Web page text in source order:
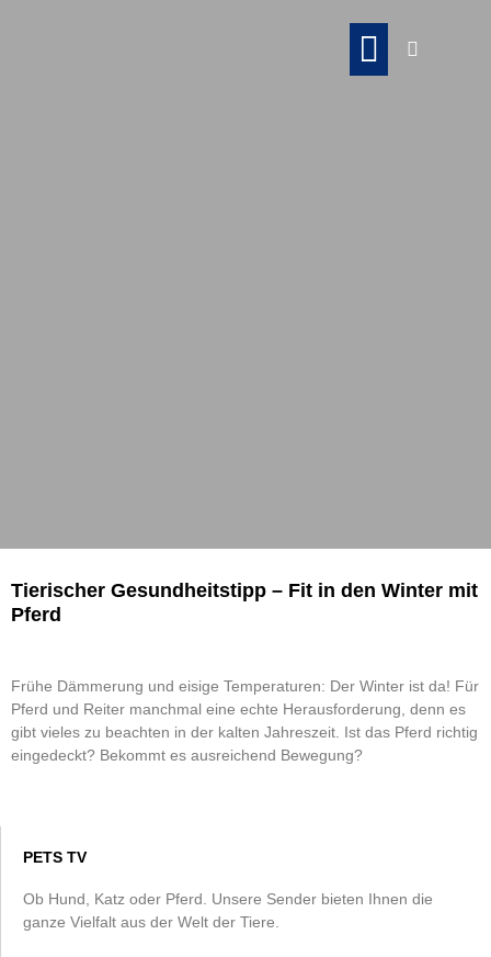
Tierischer Gesundheitstipp – Fit in den Winter mit
Pferd
Frühe Dämmerung und eisige Temperaturen: Der Winter ist da! Für
Pferd und Reiter manchmal eine echte Herausforderung, denn es
gibt vieles zu beachten in der kalten Jahreszeit. Ist das Pferd richtig
eingedeckt? Bekommt es ausreichend Bewegung?
PETS TV
Ob Hund, Katz oder Pferd. Unsere Sender bieten Ihnen die
ganze Vielfalt aus der Welt der Tiere.